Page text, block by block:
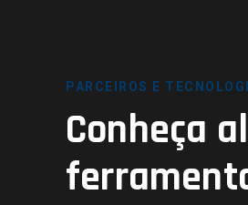
PARCEIROS E
Conheça